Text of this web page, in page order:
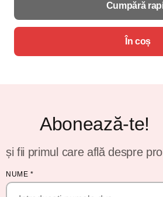
Cumpără
În coș
Abonează-te!
și fii primul care află despre
NUME *